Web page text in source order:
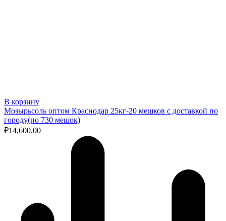
В корзину
Мозырьсоль оптом Краснодар 25кг-20 мешков с доставкой по
городу(по 730 мешок)
₽14,600.00